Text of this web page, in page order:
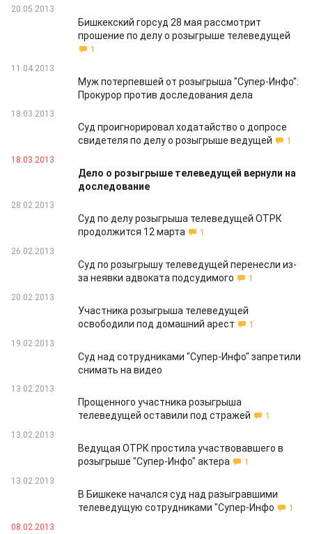
20.05.2013
Бишкекский горсуд 28 мая рассмотрит
прошение по делу о розыгрыше телеведущей
1
11.04.2013
Муж потерпевшей от розыгрыша "Супер-Инфо":
Прокурор против доследования дела
18.03.2013
Суд проигнорировал ходатайство о допросе
свидетеля по делу о розыгрыше ведущей
1
18.03.2013
Дело о розыгрыше телеведущей вернули на
доследование
28.02.2013
Суд по делу розыгрыша телеведущей ОТРК
продолжится 12 марта
1
26.02.2013
Суд по розыгрышу телеведущей перенесли из-
за неявки адвоката подсудимого
1
20.02.2013
Участника розыгрыша телеведущей
освободили под домашний арест
1
19.02.2013
Суд над сотрудниками "Супер-Инфо" запретили
снимать на видео
13.02.2013
Прощенного участника розыгрыша
телеведущей оставили под стражей
1
13.02.2013
Ведущая ОТРК простила участвовавшего в
розыгрыше "Супер-Инфо" актера
1
13.02.2013
В Бишкеке начался суд над разыгравшими
телеведущую сотрудниками "Супер-Инфо
1
08.02.2013